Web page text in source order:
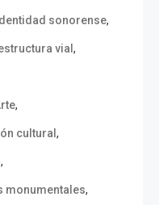
sonorense,
vial,
,
cultural,
,
monumentales,